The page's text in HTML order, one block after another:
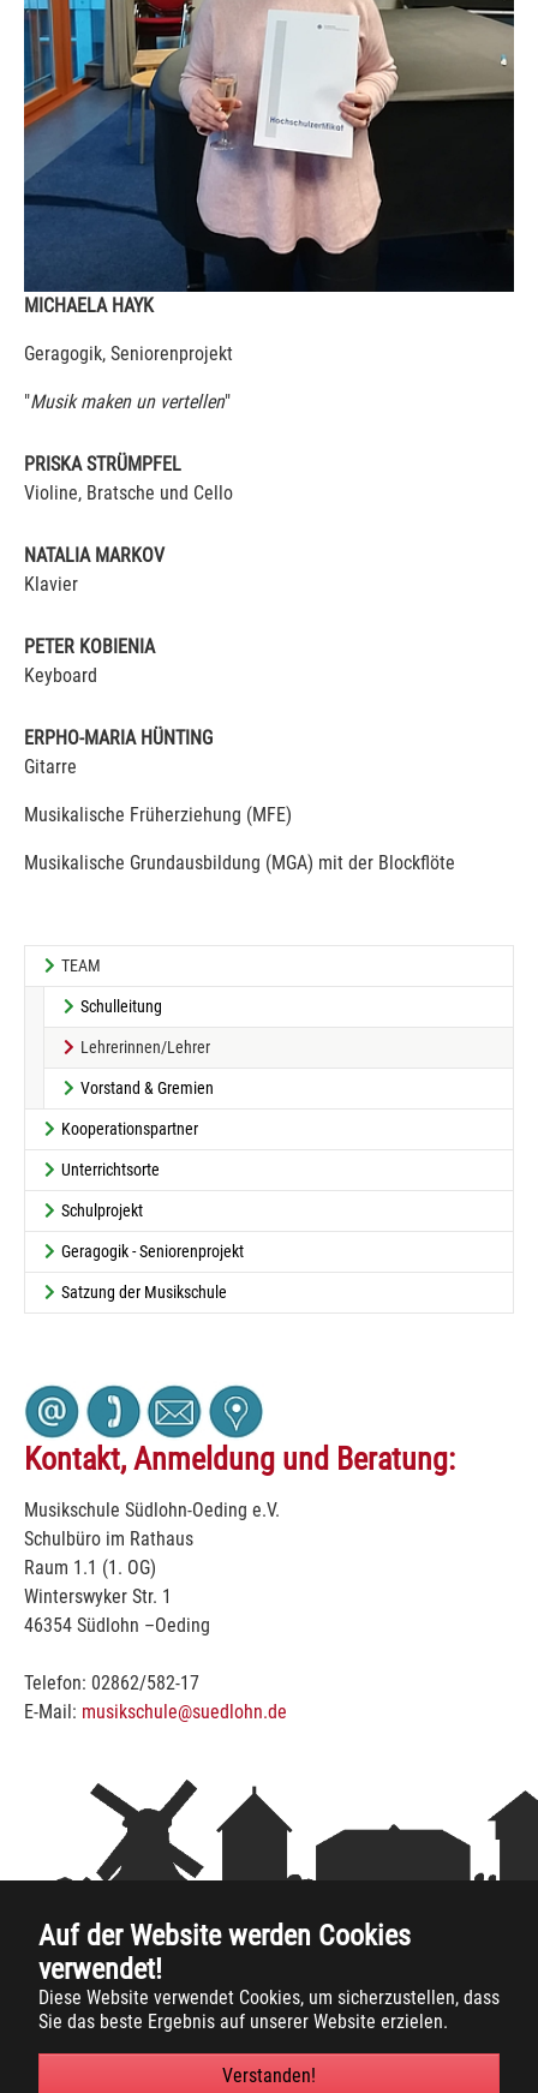
Auf der Website werden Cookies
verwendet!
Diese Website verwendet Cookies, um sicherzustellen, dass
Sie das beste Ergebnis auf unserer Website erzielen.
Verstanden!
MICHAELA HAYK
Geragogik, Seniorenprojekt
"Musik maken un vertellen"
PRISKA STRÜMPFEL
Violine, Bratsche und Cello
NATALIA MARKOV
Klavier
PETER KOBIENIA
Keyboard
ERPHO-MARIA HÜNTING
Gitarre
Musikalische Früherziehung (MFE)
Musikalische Grundausbildung (MGA) mit der Blockflöte
TEAM
Schulleitung
Lehrerinnen/Lehrer(current)
Vorstand & Gremien
Kooperationspartner
Unterrichtsorte
Schulprojekt
Geragogik - Seniorenprojekt
Satzung der Musikschule
Kontakt, Anmeldung und Beratung:
Musikschule Südlohn-Oeding e.V.
Schulbüro im Rathaus
Raum 1.1 (1. OG)
Winterswyker Str. 1
46354 Südlohn –Oeding
Telefon: 02862/582-17
E-Mail: musikschule@suedlohn.de
Musikschule Suedlohn-Oeding